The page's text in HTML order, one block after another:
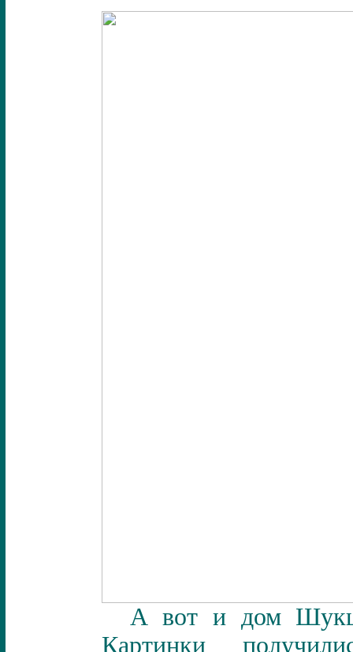
А вот и дом
Картинки